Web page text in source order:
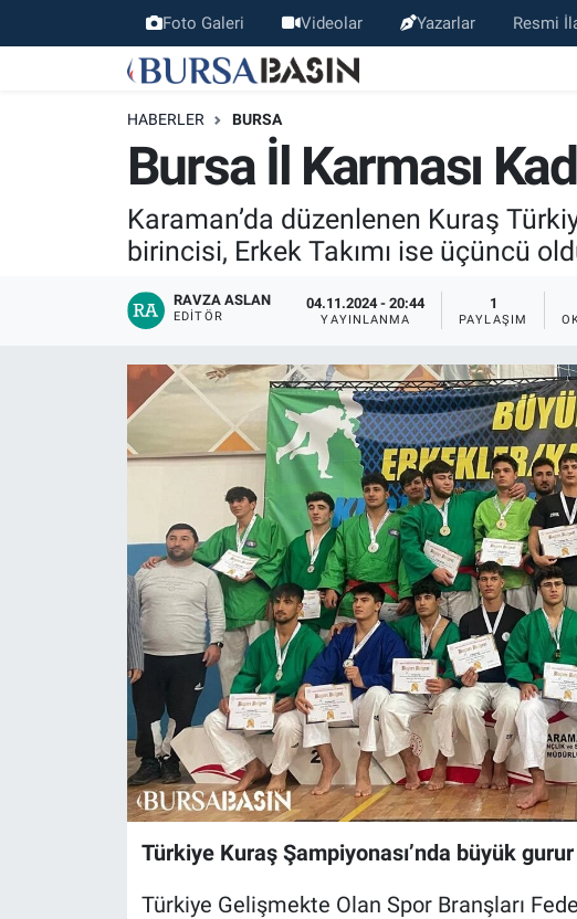
Foto Galeri Videolar Yazarlar Resmi
HABERLER BURSA
Bursa İl Karması
Karaman’da düzenlenen Kuraş
birincisi, Erkek Takımı ise üçüncü
RAVZA ASLAN
EDITÖR
04.11.2024 - 20:44
YAYINLANMA
1
PAYLAŞIM
Türkiye Kuraş Şampiyonası’nda büyük gurur
Türkiye Gelişmekte Olan Spor Branşları
Bursa Haber
Bilim, Teknoloji
KÜLTÜR-SANAT
Bursaspor
Ekonomi
Teknoloji
Magazin
Bursa Nöbetçi Eczaneler
Bursa Hava Durumu
Bursa Trafik Yoğunluk Haritası
Süper Lig Puan Durumu ve Fikstür
Tüm Manşetler
Son Dakika Haberleri